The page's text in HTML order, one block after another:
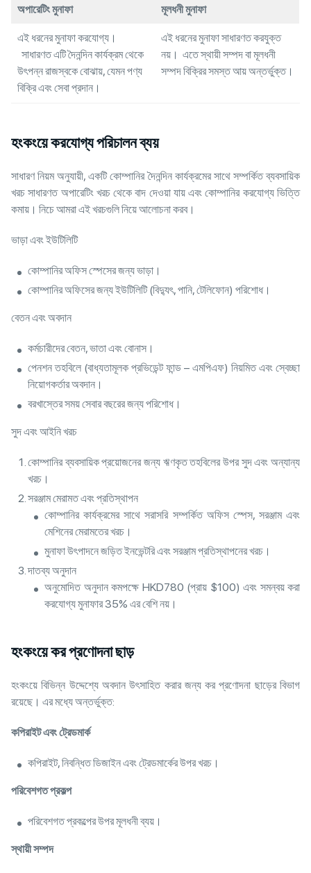
অপারেটিং মুনাফা মূলধনী মুনাফা
এই ধরনের মুনাফা করযোগ্য।
সাধারণত এটি দৈনন্দিন কার্যক্রম থেকে
উৎপন্ন রাজস্বকে বোঝায়, যেমন পণ্য
বিক্রি এবং সেবা প্রদান।
এই ধরনের মুনাফা সাধারণত করযুক্ত
নয়। এতে স্থায়ী সম্পদ বা মূলধনী
সম্পদ বিক্রির সমস্ত আয় অন্তর্ভুক্ত।
হংকংয়ে করযোগ্য পরিচালন ব্যয়
সাধারণ নিয়ম অনুযায়ী, একটি কোম্পানির দৈনন্দিন কার্যক্রমের সাথে সম্পর্কিত ব্যবসায়িক
খরচ সাধারণত অপারেটিং খরচ থেকে বাদ দেওয়া যায় এবং কোম্পানির করযোগ্য ভিত্তি
কমায়। নিচে আমরা এই খরচগুলি নিয়ে আলোচনা করব।
ভাড়া এবং ইউটিলিটি
কোম্পানির অফিস স্পেসের জন্য ভাড়া।
কোম্পানির অফিসের জন্য ইউটিলিটি (বিদ্যুৎ, পানি, টেলিফোন) পরিশোধ।
বেতন এবং অবদান
কর্মচারীদের বেতন, ভাতা এবং বোনাস।
পেনশন তহবিলে (বাধ্যতামূলক প্রভিডেন্ট ফান্ড – এমপিএফ) নিয়মিত এবং স্বেচ্ছা
নিয়োগকর্তার অবদান।
বরখাস্তের সময় সেবার বছরের জন্য পরিশোধ।
সুদ এবং আইনি খরচ
কোম্পানির ব্যবসায়িক প্রয়োজনের জন্য ঋণকৃত তহবিলের উপর সুদ এবং অন্যান্য
খরচ।
সরঞ্জাম মেরামত এবং প্রতিস্থাপন
কোম্পানির কার্যক্রমের সাথে সরাসরি সম্পর্কিত অফিস স্পেস, সরঞ্জাম এবং
মেশিনের মেরামতের খরচ।
মুনাফা উৎপাদনে জড়িত ইনভেন্টরি এবং সরঞ্জাম প্রতিস্থাপনের খরচ।
দাতব্য অনুদান
অনুমোদিত অনুদান কমপক্ষে HKD780 (প্রায় $100) এবং সমন্বয় করা
করযোগ্য মুনাফার 35% এর বেশি নয়।
হংকংয়ে কর প্রণোদনা ছাড়
হংকংয়ে বিভিন্ন উদ্দেশ্যে অবদান উৎসাহিত করার জন্য কর প্রণোদনা ছাড়ের বিভাগ
রয়েছে। এর মধ্যে অন্তর্ভুক্ত:
কপিরাইটএবংট্রেডমার্ক
কপিরাইট, নিবন্ধিত ডিজাইন এবং ট্রেডমার্কের উপর খরচ।
পরিবেশগতপ্রকল্প
পরিবেশগত প্রকল্পের উপর মূলধনী ব্যয়।
স্থায়ীসম্পদ